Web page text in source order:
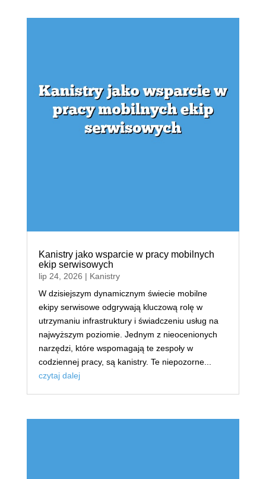
Kanistry jako wsparcie w pracy mobilnych
ekip serwisowych
lip 24, 2026 | Kanistry
W dzisiejszym dynamicznym świecie mobilne
ekipy serwisowe odgrywają kluczową rolę w
utrzymaniu infrastruktury i świadczeniu usług na
najwyższym poziomie. Jednym z nieocenionych
narzędzi, które wspomagają te zespoły w
codziennej pracy, są kanistry. Te niepozorne...
czytaj dalej